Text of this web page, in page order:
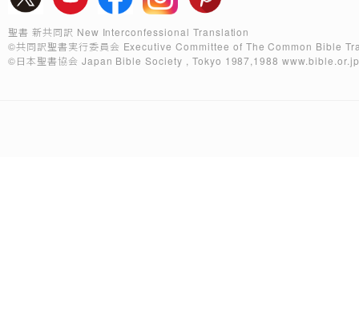
聖書 新共同訳 New Interconfessional Translation
©共同訳聖書実行委員会 Executive Committee of The Common Bible
©日本聖書協会 Japan Bible Society , Tokyo 1987,1988www.bible.or.jp